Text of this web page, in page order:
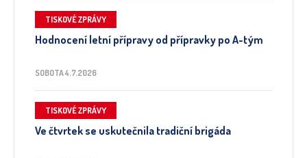
TISKOVÉ ZPRÁVY
Hodnocení letní přípravy od přípravky po A-tým
SOBOTA 4.7.2026
TISKOVÉ ZPRÁVY
Ve čtvrtek se uskutečnila tradiční brigáda